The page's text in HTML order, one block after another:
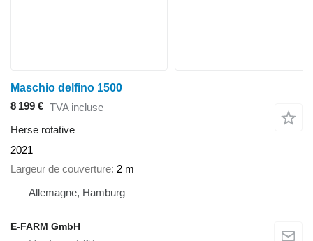
Maschio delfino 1500
8 199 € TVA incluse
Herse rotative
2021
Largeur de couverture 2 m
Allemagne, Hamburg
E-FARM GmbH